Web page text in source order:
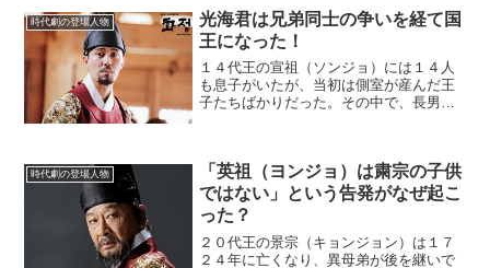
生の歩みを辿ってみよう。仁祖に愛され
た女官１６２９年、趙氏は...
時代劇の登場人物
光海君は兄弟同士の争いを経て国
王になった！
１４代王の宣祖（ソンジョ）には１４人
も息子がいたが、当初は側室が産んだ王
子たちばかりだった。その中で、長男が
（キムシ）から生まれた息子で...
時代劇の登場人物
「英祖（ヨンジョ）は粛宗の子供
ではない」という告発がなぜ起こ
った？
２０代王の景宗（キョンジョン）は１７
２４年に亡くなり、異母弟が後を継いで